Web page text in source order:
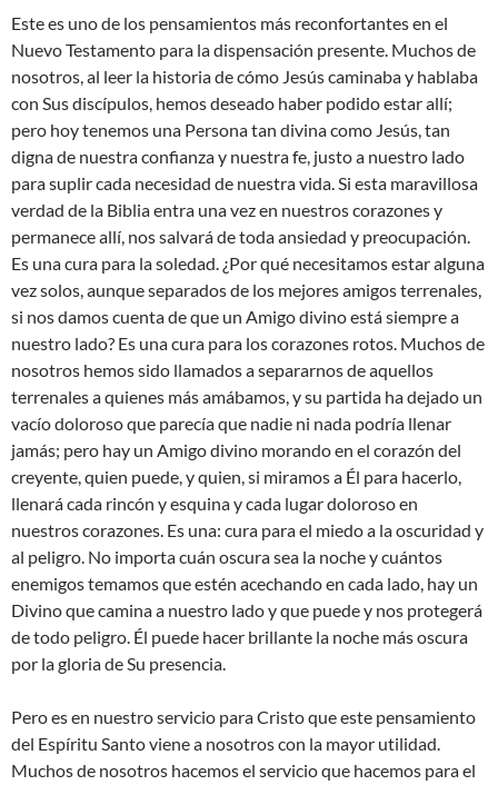
Este es uno de los pensamientos más reconfortantes en el
Nuevo Testamento para la dispensación presente. Muchos de
nosotros, al leer la historia de cómo Jesús caminaba y hablaba
con Sus discípulos, hemos deseado haber podido estar allí;
pero hoy tenemos una Persona tan divina como Jesús, tan
digna de nuestra confianza y nuestra fe, justo a nuestro lado
para suplir cada necesidad de nuestra vida. Si esta maravillosa
verdad de la Biblia entra una vez en nuestros corazones y
permanece allí, nos salvará de toda ansiedad y preocupación.
Es una cura para la soledad. ¿Por qué necesitamos estar alguna
vez solos, aunque separados de los mejores amigos terrenales,
si nos damos cuenta de que un Amigo divino está siempre a
nuestro lado? Es una cura para los corazones rotos. Muchos de
nosotros hemos sido llamados a separarnos de aquellos
terrenales a quienes más amábamos, y su partida ha dejado un
vacío doloroso que parecía que nadie ni nada podría llenar
jamás; pero hay un Amigo divino morando en el corazón del
creyente, quien puede, y quien, si miramos a Él para hacerlo,
llenará cada rincón y esquina y cada lugar doloroso en
nuestros corazones. Es una: cura para el miedo a la oscuridad y
al peligro. No importa cuán oscura sea la noche y cuántos
enemigos temamos que estén acechando en cada lado, hay un
Divino que camina a nuestro lado y que puede y nos protegerá
de todo peligro. Él puede hacer brillante la noche más oscura
por la gloria de Su presencia.
Pero es en nuestro servicio para Cristo que este pensamiento
del Espíritu Santo viene a nosotros con la mayor utilidad.
Muchos de nosotros hacemos el servicio que hacemos para el